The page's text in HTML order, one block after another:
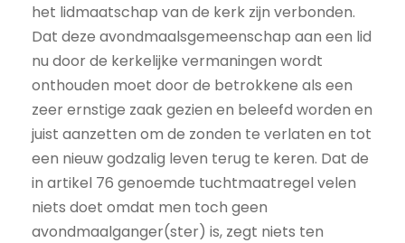
het lidmaatschap van de kerk zijn verbonden.
Dat deze avondmaalsgemeenschap aan een lid
nu door de kerkelijke vermaningen wordt
onthouden moet door de betrokkene als een
zeer ernstige zaak gezien en beleefd worden en
juist aanzetten om de zonden te verlaten en tot
een nieuw godzalig leven terug te keren. Dat de
in artikel 76 genoemde tuchtmaatregel velen
niets doet omdat men toch geen
avondmaalganger(ster) is, zegt niets ten